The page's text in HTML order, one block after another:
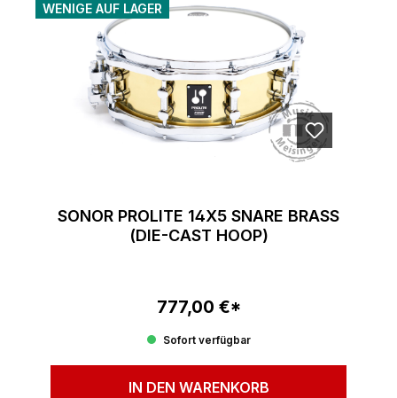
WENIGE AUF LAGER
SONOR PROLITE 14X5 SNARE BRASS
(DIE-CAST HOOP)
Regulärer Preis:
777,00 €*
Sofort verfügbar
IN DEN WARENKORB